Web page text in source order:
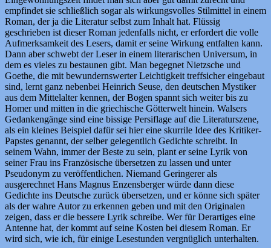
empfindet sie schließlich sogar als wirkungsvolles Stilmittel in einem
Roman, der ja die Literatur selbst zum Inhalt hat. Flüssig
geschrieben ist dieser Roman jedenfalls nicht, er erfordert die volle
Aufmerksamkeit des Lesers, damit er seine Wirkung entfalten kann.
Dann aber schwebt der Leser in einem literarischen Universum, in
dem es vieles zu bestaunen gibt. Man begegnet Nietzsche und
Goethe, die mit bewundernswerter Leichtigkeit treffsicher eingebaut
sind, lernt ganz nebenbei Heinrich Seuse, den deutschen Mystiker
aus dem Mittelalter kennen, der Bogen spannt sich weiter bis zu
Homer und mitten in die griechische Götterwelt hinein. Walsers
Gedankengänge sind eine bissige Persiflage auf die Literaturszene,
als ein kleines Beispiel dafür sei hier eine skurrile Idee des Kritiker-
Papstes genannt, der selber gelegentlich Gedichte schreibt. In
seinem Wahn, immer der Beste zu sein, plant er seine Lyrik von
seiner Frau ins Französische übersetzen zu lassen und unter
Pseudonym zu veröffentlichen. Niemand Geringerer als
ausgerechnet Hans Magnus Enzensberger würde dann diese
Gedichte ins Deutsche zurück übersetzen, und er könne sich später
als der wahre Autor zu erkennen geben und mit den Originalen
zeigen, dass er die bessere Lyrik schreibe. Wer für Derartiges eine
Antenne hat, der kommt auf seine Kosten bei diesem Roman. Er
wird sich, wie ich, für einige Lesestunden vergnüglich unterhalten.